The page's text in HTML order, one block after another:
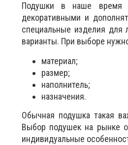
Подушки в наше время
декоративными и
специальные изделия для
варианты. При выборе
материал;
размер;
наполнитель;
назначения.
Обычная подушка такая
Выбор подушек на рынке
индивидуальные